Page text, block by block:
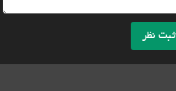
ثبت نظر